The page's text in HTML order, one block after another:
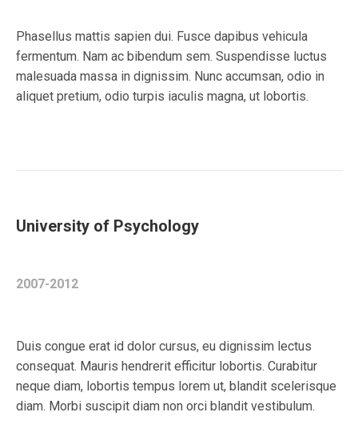
Phasellus mattis sapien dui. Fusce dapibus vehicula
fermentum. Nam ac bibendum sem. Suspendisse luctus
malesuada massa in dignissim. Nunc accumsan, odio in
aliquet pretium, odio turpis iaculis magna, ut lobortis.
University of Psychology
2007-2012
Duis congue erat id dolor cursus, eu dignissim lectus
consequat. Mauris hendrerit efficitur lobortis. Curabitur
neque diam, lobortis tempus lorem ut, blandit scelerisque
diam. Morbi suscipit diam non orci blandit vestibulum.